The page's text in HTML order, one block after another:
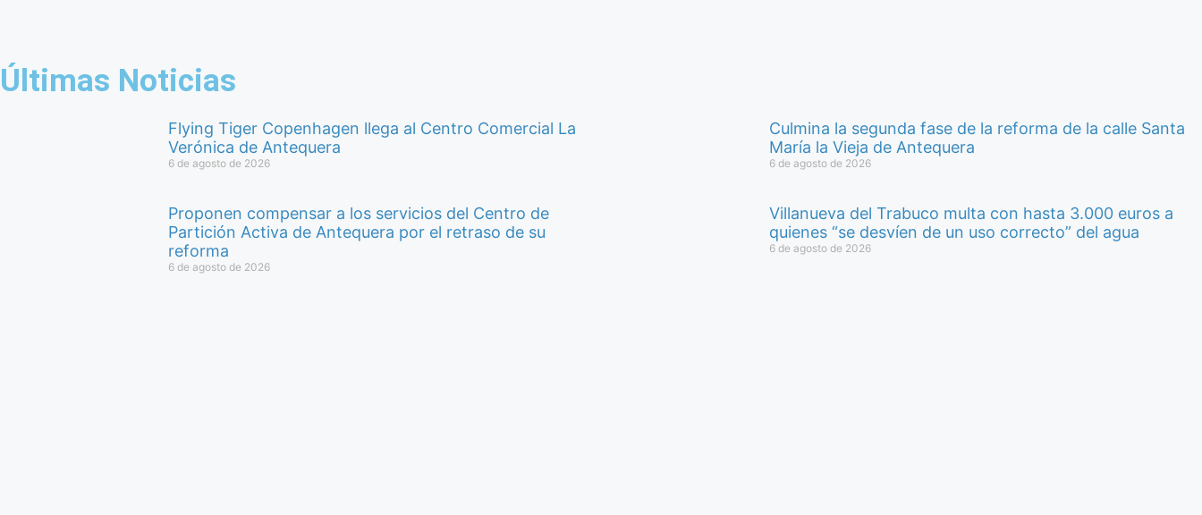
Últimas Noticias
Flying Tiger Copenhagen llega al Centro Comercial La
Verónica de Antequera
6 de agosto de 2026
Culmina la segunda fase de la reforma de la calle Santa
María la Vieja de Antequera
6 de agosto de 2026
Proponen compensar a los servicios del Centro de
Partición Activa de Antequera por el retraso de su
reforma
6 de agosto de 2026
Villanueva del Trabuco multa con hasta 3.000 euros a
quienes “se desvíen de un uso correcto” del agua
6 de agosto de 2026